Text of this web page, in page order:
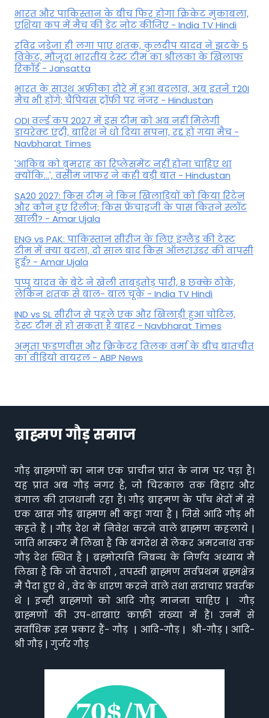
भारत और पाकिस्तान के बीच फिर होगा क्रिकेट मुकाबला,
एशिया कप में मैच की डेट नोट कीजिए - India TV Hindi
रविंद्र जडेजा ही लगा पाए शतक, कुलदीप यादव ने झटके 5
विकेट, मौजूदा भारतीय टेस्ट टीम का श्रीलंका के खिलाफ
रिकॉर्ड - Jansatta
भारत के साउथ अफ्रीका दौरे में हुआ बदलाव, अब इतने T20I
मैच भी होंगे; चैंपियंस ट्रॉफी पर नजर - Hindustan
ODI वर्ल्ड कप 2027 में इस टीम को अब नहीं मिलेगी
डायरेक्ट एंट्री, बारिश ने धो दिया सपना, रद्द हो गया मैच -
Navbharat Times
'आकिब को बुमराह का रिप्लेसमेंट नहीं होना चाहिए था
क्योंकि...', वसीम जाफर ने कही बड़ी बात - Hindustan
SA20 2027: किस टीम ने किन खिलाड़ियों को किया रिटेन
और कौन हुए रिलीज; किस फ्रेंचाइजी के पास कितने स्लॉट
खाली? - Amar Ujala
ENG vs PAK: पाकिस्तान सीरीज के लिए इंग्लैंड की टेस्ट
टीम में क्या बदला, दो साल बाद किस ऑलराउंडर की वापसी
हुई? - Amar Ujala
पप्पू यादव के बेटे ने खेली ताबड़तोड़ पारी, 8 छक्के ठोके,
लेकिन शतक से बाल- बाल चूके - India TV Hindi
IND vs SL सीरीज से पहले एक और खिलाड़ी हुआ चोटिल,
टेस्ट टीम से हो सकता है बाहर - Navbharat Times
अमृता फडणवीस और क्रिकेटर तिलक वर्मा के बीच बातचीत
का वीडियो वायरल - ABP News
ब्राह्मण गौड़ समाज
गौड़ ब्राह्मणों का नाम एक प्राचीन प्रांत के नाम पर पड़ा है।
यह प्रांत अब गौड़ नगर है, जो चिरकाल तक बिहार और
बंगाल की राजधानी रहा है। गौड़ ब्राहमण के पाँच भेदों में से
एक खास गौड़ ब्राह्मण भी कहा गया है | जिसे आदि गौड़ भी
कहते हैं | गौड़ देश में निवेश करने वाले ब्राह्मण कहलाये |
जाति भास्कर मैं लिखा है कि बंगदेश से लेकर अमरनाथ तक
गौड़ देश स्थित है | ब्रह्मोत्पत्ति निबन्ध के निर्णय अध्याय मैं
लिखा है कि जो वेदपाठी , तपस्वी ब्राह्मण सर्वप्रथम ब्रह्मक्षेत्र
मैं पैदा हुए थे , वेद के धारण करने वाले तथा सदाचार प्रवर्तक
थे | इन्ही ब्राह्मणो को आदि गौड़ मानना चाहिए | गौड़
ब्राह्मणों की उप-शाखाएं काफ़ी संख्या में हैं। उनमें से
सर्वाधिक इस प्रकार हैं- गौड़ | आदि-गौड़ | श्री-गौड़ | आदि-
श्री गौड़ | गुर्जर गौड़